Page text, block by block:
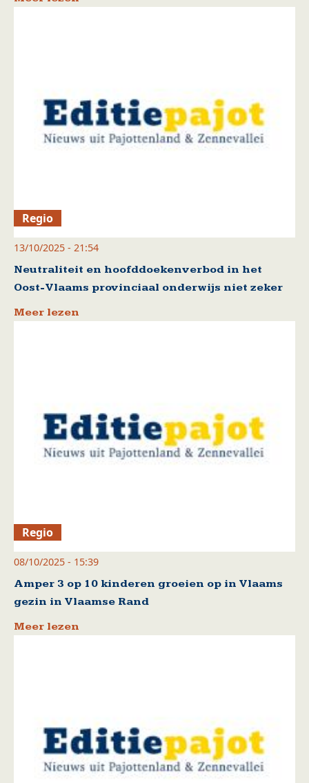
Regio
13/10/2025 - 21:54
Neutraliteit en hoofddoekenverbod in het
Oost-Vlaams provinciaal onderwijs niet zeker
Meer lezen
Regio
08/10/2025 - 15:39
Amper 3 op 10 kinderen groeien op in Vlaams
gezin in Vlaamse Rand
Meer lezen